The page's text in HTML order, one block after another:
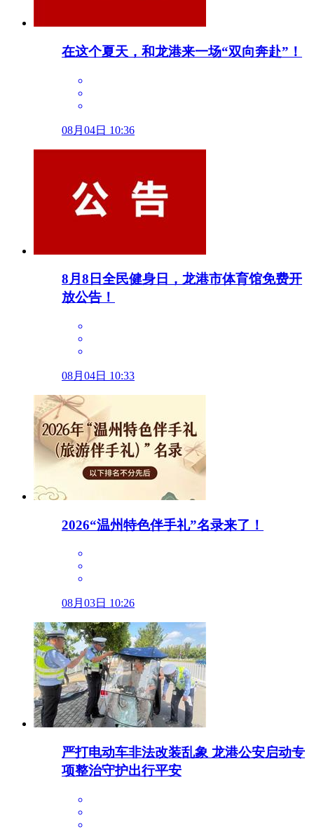
在这个夏天，和龙港来一场“双向奔赴”！
08月04日 10:36
8月8日全民健身日，龙港市体育馆免费开
放公告！
08月04日 10:33
2026“温州特色伴手礼”名录来了！
08月03日 10:26
严打电动车非法改装乱象 龙港公安启动专
项整治守护出行平安